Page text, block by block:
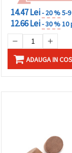
14.47 Lei- 20 %5-
12.66 Lei- 30 %10
ADAUGA IN COS